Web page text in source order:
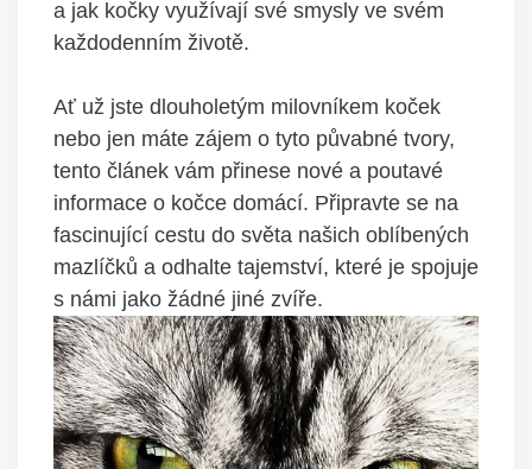
a jak kočky využívají své smysly ve svém
každodenním životě.
Ať už jste dlouholetým milovníkem koček
nebo jen máte zájem o tyto půvabné tvory,
tento článek vám přinese nové a poutavé
informace o kočce domácí. Připravte se na
fascinující cestu do světa našich oblíbených
mazlíčků a odhalte tajemství, které je spojuje
s námi jako žádné jiné zvíře.